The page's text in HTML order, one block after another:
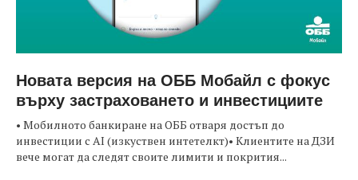
Новата версия на ОББ Мобайл с фокус
върху застраховането и инвестициите
• Мобилното банкиране на ОББ отваря достъп до
инвестиции с AI (изкуствен интетелкт)• Клиентите на ДЗИ
вече могат да следят своите лимити и покрития...